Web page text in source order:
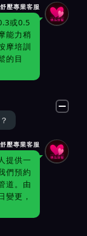
壓專業客服
或0.5
能力稍
摩培訓
的目
壓專業客服
提供一
們預約
道。由
變更，